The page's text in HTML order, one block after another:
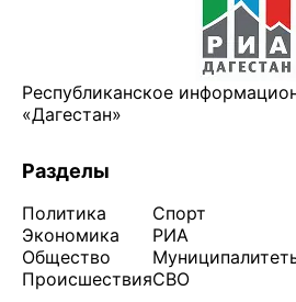
Республиканское
«Дагестан»
Разделы
Политика
Экономика
Общество
Происшествия
Спорт
РИА
СВО